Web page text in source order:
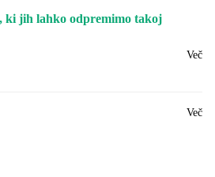
ki jih lahko odpremimo takoj
Več
Več